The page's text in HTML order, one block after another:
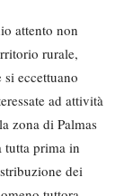
attento non
rurale,
eccettuano
ad attività
zona di Palmas
tutta prima in
dei